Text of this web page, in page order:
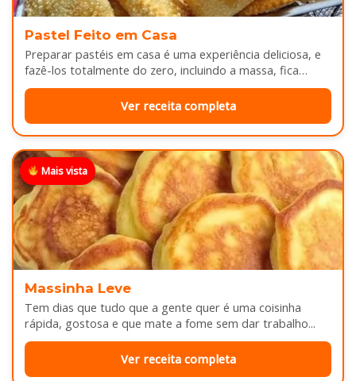
Pastel Feito em Casa
Preparar pastéis em casa é uma experiência deliciosa, e
fazê-los totalmente do zero, incluindo a massa, fica
melhor ainda...
Ver receita completa
Mais vista
Massinha Leve
Tem dias que tudo que a gente quer é uma coisinha
rápida, gostosa e que mate a fome sem dar trabalho...
Ver receita completa